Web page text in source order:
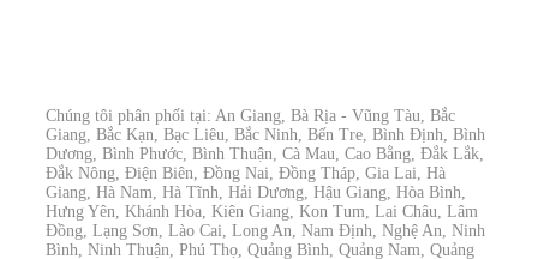
Chúng tôi phân phối tại: An Giang, Bà Rịa - Vũng Tàu, Bắc
Giang, Bắc Kạn, Bạc Liêu, Bắc Ninh, Bến Tre, Bình Định, Bình
Dương, Bình Phước, Bình Thuận, Cà Mau, Cao Bằng, Đắk Lắk,
Đắk Nông, Điện Biên, Đồng Nai, Đồng Tháp, Gia Lai, Hà
Giang, Hà Nam, Hà Tĩnh, Hải Dương, Hậu Giang, Hòa Bình,
Hưng Yên, Khánh Hòa, Kiên Giang, Kon Tum, Lai Châu, Lâm
Đồng, Lạng Sơn, Lào Cai, Long An, Nam Định, Nghệ An, Ninh
Bình, Ninh Thuận, Phú Thọ, Quảng Bình, Quảng Nam, Quảng